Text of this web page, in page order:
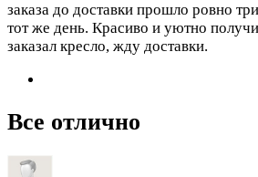
заказа до доставки прошло ровно
тот же день. Красиво и уютно
заказал кресло, жду доставки.
Все отлично